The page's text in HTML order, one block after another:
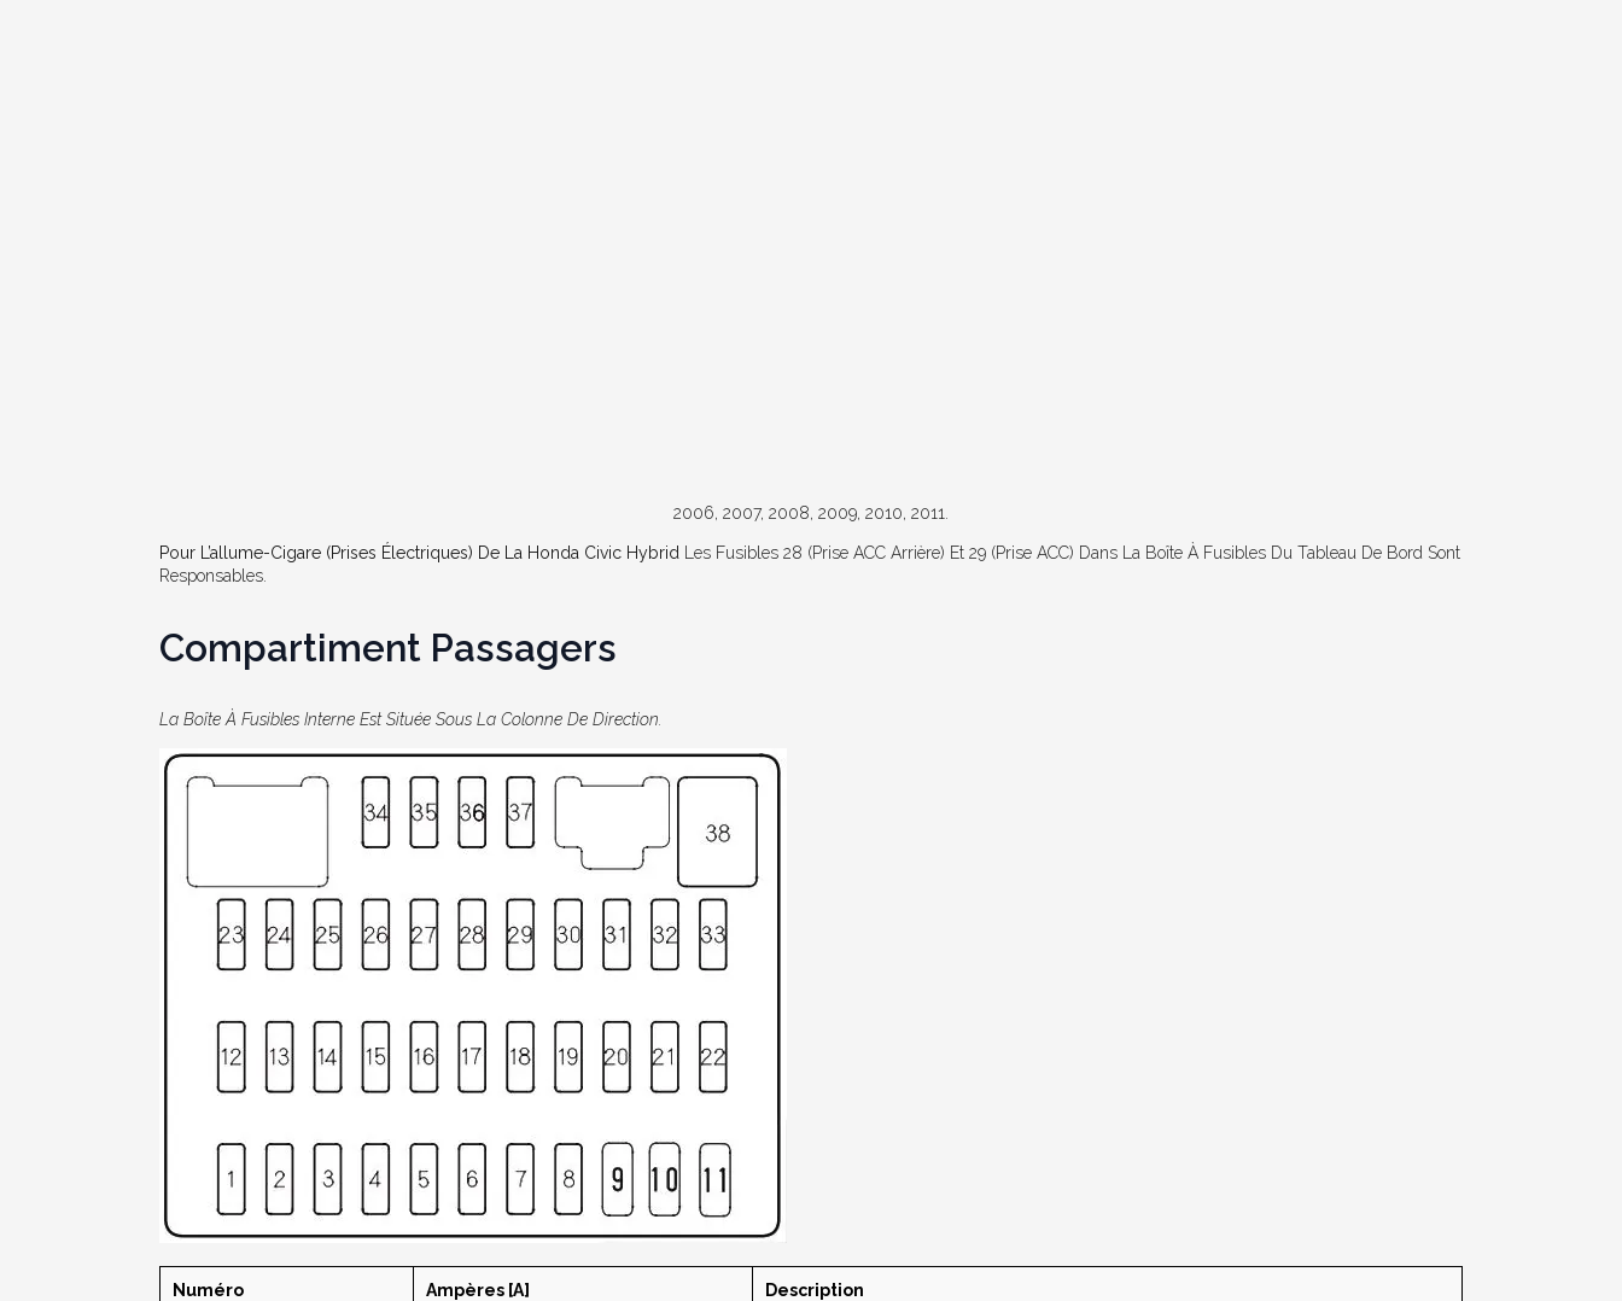
2006, 2007, 2008, 2009, 2010, 2011.
Pour L’allume-Cigare (prises Électriques) De La Honda Civic Hybrid Les Fusibles 28 (prise ACC Arrière) Et 29 (prise ACC) Dans La Boîte À Fusibles Du Tableau De Bord Sont
Responsables.
Compartiment Passagers
La Boîte À Fusibles Interne Est Située Sous La Colonne De Direction.
Numéro Ampères [A] Description